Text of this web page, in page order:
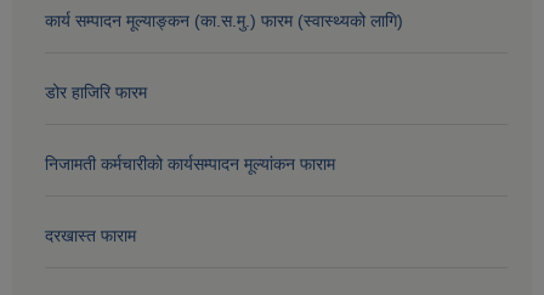
कार्य सम्पादन मूल्याङ्कन (का.स.मु.) फारम (स्वास्थ्यको लागि)
डोर हाजिरि फारम
निजामती कर्मचारीको कार्यसम्पादन मूल्यांकन फाराम
दरखास्त फाराम